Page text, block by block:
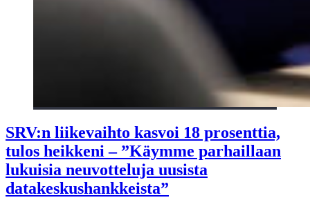
SRV:n liikevaihto kasvoi 18 prosenttia,
tulos heikkeni – ”Käymme parhaillaan
lukuisia neuvotteluja uusista
datakeskushankkeista”